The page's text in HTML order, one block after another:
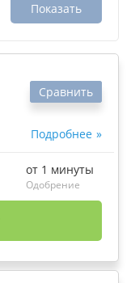
Показать
Подробнее
Сравнить
от 1 минуты
Одобрение